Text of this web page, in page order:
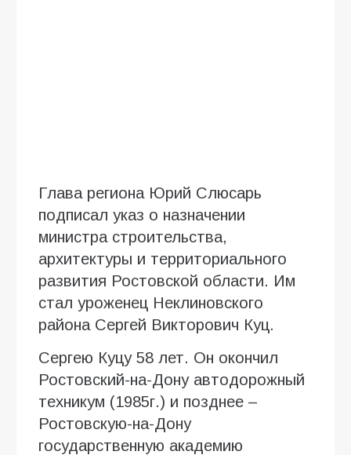
Глава региона Юрий Слюсарь
подписал указ о назначении
министра строительства,
архитектуры и территориального
развития Ростовской области. Им
стал уроженец Неклиновского
района Сергей Викторович Куц.
Сергею Куцу 58 лет. Он окончил
Ростовский-на-Дону автодорожный
техникум (1985г.) и позднее –
Ростовскую-на-Дону
государственную академию